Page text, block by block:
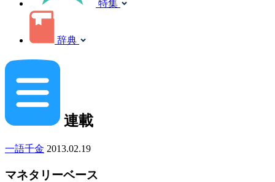
特集
辞典
連載
一語千金 2013.02.19
マネタリーベース